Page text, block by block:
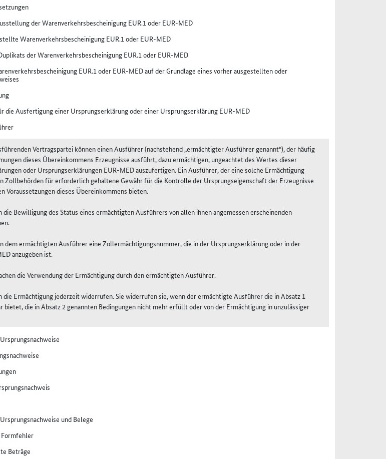
der Warenverkehrsbescheinigung EUR.1 oder EUR-MED
Warenverkehrsbescheinigung EUR.1 oder EUR-MED
der Warenverkehrsbescheinigung EUR.1 oder EUR-MED
EUR.1 oder EUR-MED auf der Grundlage eines vorher ausgestellten oder
die Ausfertigung einer Ursprungserklärung oder einer Ursprungserklärung EUR-MED
Vertragspartei können einen Ausführer (nachstehend „ermächtigter Ausführer genannt“), der häufig
dieses Übereinkommens Erzeugnisse ausführt, dazu ermächtigen, ungeachtet des Wertes dieser
oder Ursprungserklärungen EUR-MED auszufertigen. Ein Ausführer, der eine solche Ermächtigung
Zollbehörden für erforderlich gehaltene Gewähr für die Kontrolle der Ursprungseigenschaft der Erzeugnisse
Voraussetzungen dieses Übereinkommens bieten.
Bewilligung des Status eines ermächtigten Ausführers von allen ihnen angemessen erscheinenden
dem ermächtigten Ausführer eine Zollermächtigungsnummer, die in der Ursprungserklärung oder in der
anzugeben ist.
die Verwendung der Ermächtigung durch den ermächtigten Ausführer.
die Ermächtigung jederzeit widerrufen. Sie widerrufen sie, wenn der ermächtigte Ausführer die in Absatz 1
bietet, die in Absatz 2 genannten Bedingungen nicht mehr erfüllt oder von der Ermächtigung in unzulässiger
und Belege
Beträge